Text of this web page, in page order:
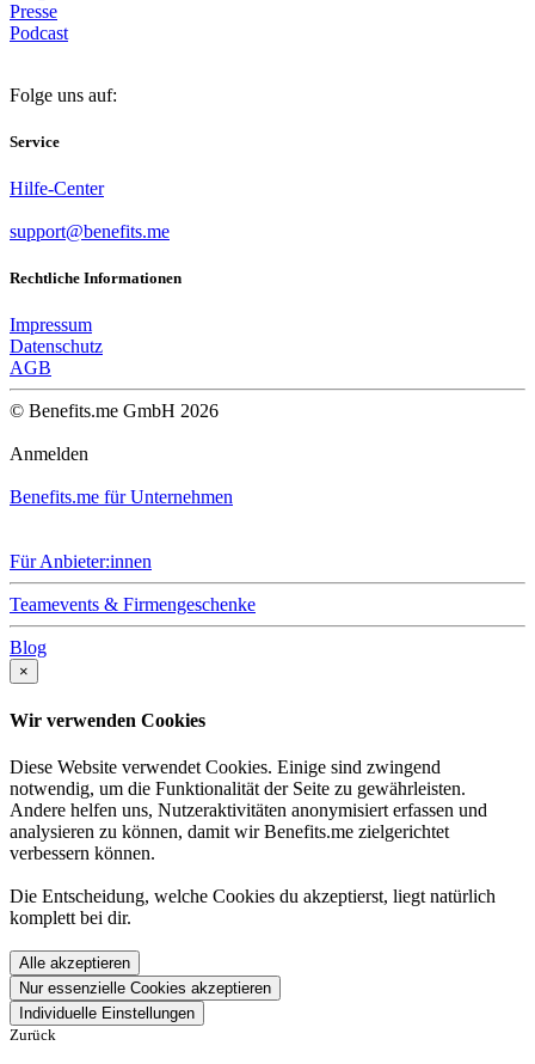
Presse
Podcast
Folge uns auf:
Service
Hilfe-Center
support@benefits.me
Rechtliche Informationen
Impressum
Datenschutz
AGB
© Benefits.me GmbH 2026
Anmelden
Benefits.me für Unternehmen
Für Anbieter:innen
Teamevents & Firmengeschenke
Blog
×
Wir verwenden Cookies
Diese Website verwendet Cookies. Einige sind zwingend
notwendig, um die Funktionalität der Seite zu gewährleisten.
Andere helfen uns, Nutzeraktivitäten anonymisiert erfassen und
analysieren zu können, damit wir Benefits.me zielgerichtet
verbessern können.
Die Entscheidung, welche Cookies du akzeptierst, liegt natürlich
komplett bei dir.
Alle akzeptieren
Nur essenzielle Cookies akzeptieren
Individuelle Einstellungen
Zurück